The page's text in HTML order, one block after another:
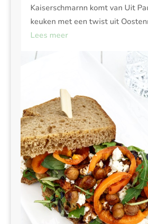
Kaiserschmarnn komt van Uit
keuken met een twist uit
Lees meer